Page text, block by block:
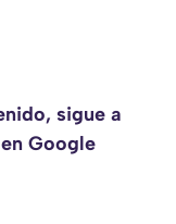
sigue a
Google